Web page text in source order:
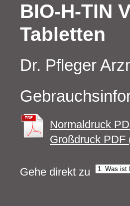
BIO-H-TIN
Tabletten
Dr. Pfleger
Normaldruck
Großdruck PDF
Gehe direkt zu